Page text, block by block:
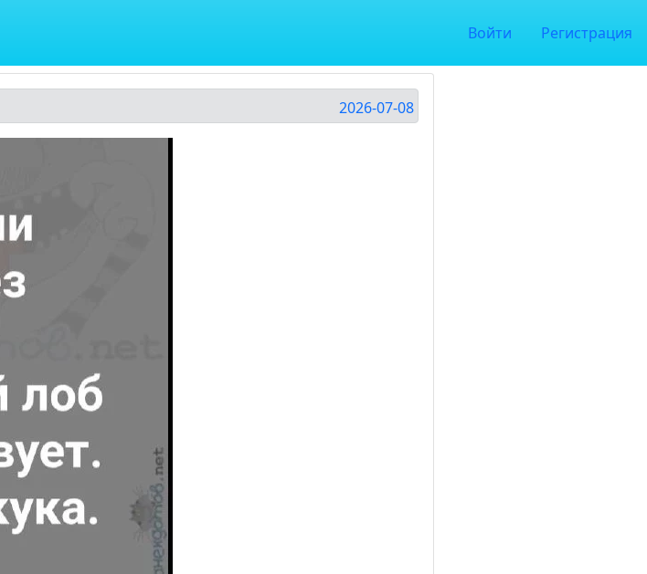
Войти Регистрация
2026-07-08